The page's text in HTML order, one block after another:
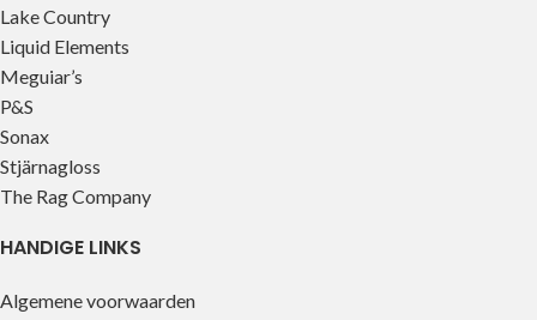
Lake Country
Liquid Elements
Meguiar’s
P&S
Sonax
Stjärnagloss
The Rag Company
HANDIGE LINKS
Algemene voorwaarden